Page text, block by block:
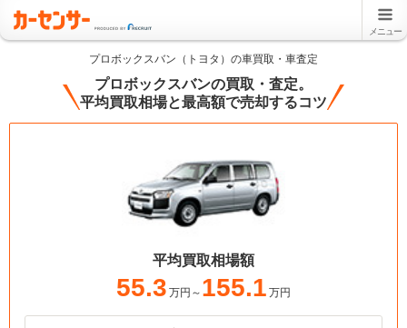
メニュー
プロボックスバン（トヨタ）の車買取・車査定
プロボックスバンの買取・査定。
平均買取相場と最高額で売却するコツ
平均買取相場額
55.3 万円～ 155.1 万円